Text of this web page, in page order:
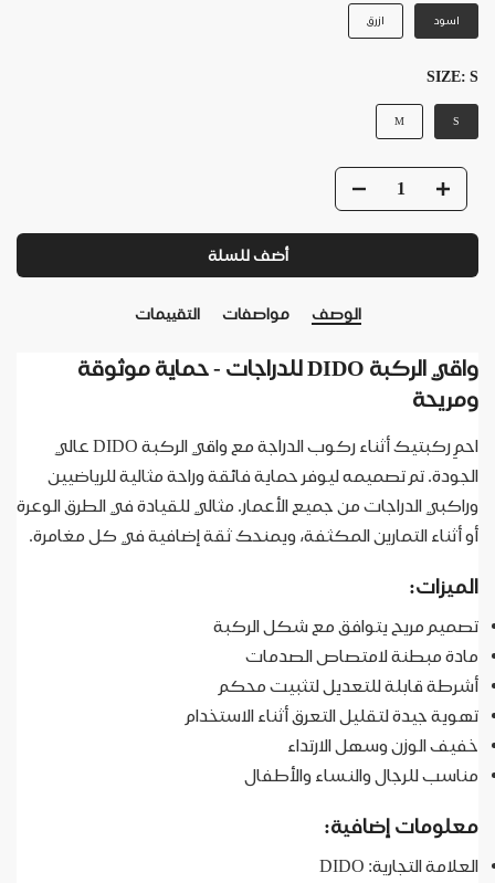
اسود ازرق
SIZE: S
S
M
أضف للسلة
الوصف مواصفات التقييمات
واقي الركبة DIDO للدراجات - حماية موثوقة
ومريحة
احمِ ركبتيك أثناء ركوب الدراجة مع واقي الركبة DIDO عالي
الجودة. تم تصميمه ليوفر حماية فائقة وراحة مثالية للرياضيين
وراكبي الدراجات من جميع الأعمار. مثالي للقيادة في الطرق الوعرة
أو أثناء التمارين المكثفة، ويمنحك ثقة إضافية في كل مغامرة.
الميزات:
تصميم مريح يتوافق مع شكل الركبة
مادة مبطنة لامتصاص الصدمات
أشرطة قابلة للتعديل لتثبيت محكم
تهوية جيدة لتقليل التعرق أثناء الاستخدام
خفيف الوزن وسهل الارتداء
مناسب للرجال والنساء والأطفال
معلومات إضافية:
العلامة التجارية: DIDO